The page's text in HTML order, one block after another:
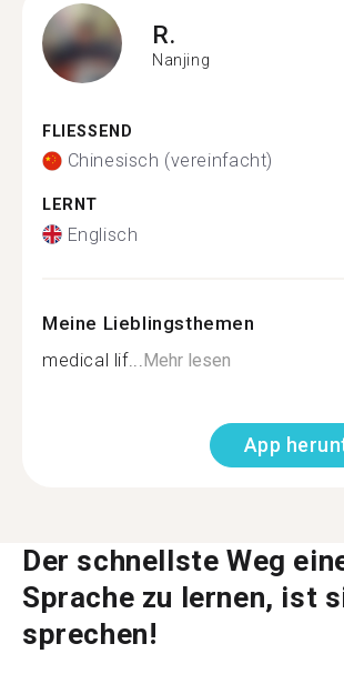
R.
Nanjing
FLIESSEND
Chinesisch (vereinfacht)
LERNT
Englisch
Meine Lieblingsthemen
medical lif... Mehr lesen
App
Der schnellste Weg
Sprache zu lernen, ist
sprechen!